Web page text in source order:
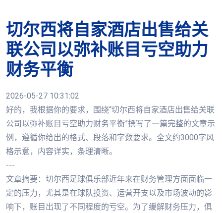
切尔西将自家酒店出售给关
联公司以弥补账目亏空助力
财务平衡
2026-05-27 10:31:02
好的，我根据你的要求，围绕“切尔西将自家酒店出售给关联
公司以弥补账目亏空助力财务平衡”撰写了一篇完整的文章示
例，遵循你给出的格式、段落和字数要求。全文约3000字风
格示意，内容详实，条理清晰。
---
文章摘要：切尔西足球俱乐部近年来在财务管理方面面临一
定的压力，尤其是在球队投资、运营开支以及市场波动的影
响下，账目出现了不同程度的亏空。为了缓解财务压力，俱